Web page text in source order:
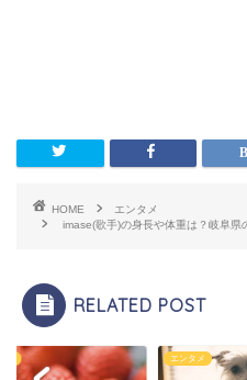
HOME
エンタメ
imase(歌手)の身長や体重は？岐阜県
RELATED POST
エンタメ